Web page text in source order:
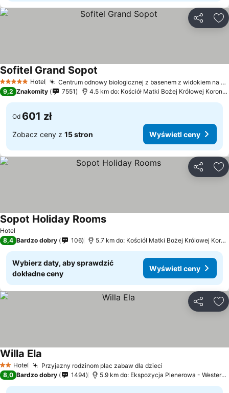
5 KategoriaHotel Centrum odnowy biologicznej z basenem z widokiem na morze
Sofitel Grand Sopot
9,2 Znakomity 7551 4.5 km do: Kościół Matki Bożej Królowej Korony Polskiej
Od 601 zł
Zobacz ceny z 15 stron Wyświetl ceny
Hotel
Sopot Holiday Rooms
8,4 Bardzo dobry 106 5.7 km do: Kościół Matki Bożej Królowej Korony Polskiej
Wybierz daty, aby sprawdzić
dokładne ceny
Wyświetl ceny
2 Kategoria
Hotel Przyjazny rodzinom plac zabaw dla dzieci
Willa Ela
8,0 Bardzo dobry 1494 5.9 km do: Ekspozycja Plenerowa - Westerplatte